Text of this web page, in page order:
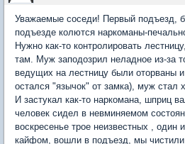
Уважаемые соседи! Первый подъезд,
подъезде колются наркоманы-
Нужно как-то контролировать
там. Муж заподозрил неладное из-за
ведущих на лестницу были оторваны
остался "язычок" от замка), муж стал
И застукал как-то наркомана, шприц
человек сидел в невминяемом
воскресенье трое неизвестных , один
кайфом, вошли в подъезд, мы чистили